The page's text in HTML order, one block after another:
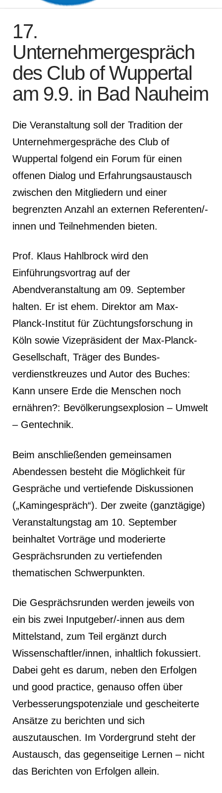
17.
Unternehmergespräch
des Club of Wuppertal
am 9.9. in Bad Nauheim
Die Veranstaltung soll der Tradition der
Unternehmergespräche des Club of
Wuppertal folgend ein Forum für einen
offenen Dialog und Erfahrungsaustausch
zwischen den Mitgliedern und einer
begrenzten Anzahl an externen Referenten/-
innen und Teilnehmenden bieten.
Prof. Klaus Hahlbrock wird den
Einführungsvortrag auf der
Abendveranstaltung am 09. September
halten. Er ist ehem. Direktor am Max-
Planck-Institut für Züchtungsforschung in
Köln sowie Vizepräsident der Max-Planck-
Gesellschaft, Träger des Bundes-
verdienstkreuzes und Autor des Buches:
Kann unsere Erde die Menschen noch
ernähren?: Bevölkerungsexplosion – Umwelt
– Gentechnik.
Beim anschließenden gemeinsamen
Abendessen besteht die Möglichkeit für
Gespräche und vertiefende Diskussionen
(„Kamingespräch“). Der zweite (ganztägige)
Veranstaltungstag am 10. September
beinhaltet Vorträge und moderierte
Gesprächsrunden zu vertiefenden
thematischen Schwerpunkten.
Die Gesprächsrunden werden jeweils von
ein bis zwei Inputgeber/-innen aus dem
Mittelstand, zum Teil ergänzt durch
Wissenschaftler/innen, inhaltlich fokussiert.
Dabei geht es darum, neben den Erfolgen
und good practice, genauso offen über
Verbesserungspotenziale und gescheiterte
Ansätze zu berichten und sich
auszutauschen. Im Vordergrund steht der
Austausch, das gegenseitige Lernen – nicht
das Berichten von Erfolgen allein.